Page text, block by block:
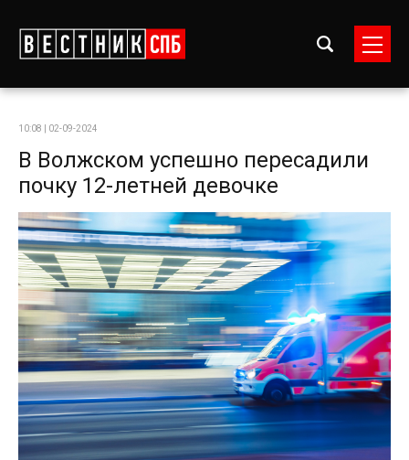
10:08 | 02-09-2024
В Волжском успешно пересадили
почку 12-летней девочке